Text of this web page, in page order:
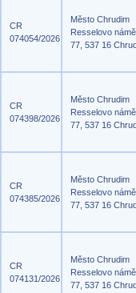
CR
074054/2026
Město Chrudim
Resselovo
77, 537 16
CR
074398/2026
Město Chrudim
Resselovo
77, 537 16
CR
074385/2026
Město Chrudim
Resselovo
77, 537 16
CR
074131/2026
Město Chrudim
Resselovo
77, 537 16